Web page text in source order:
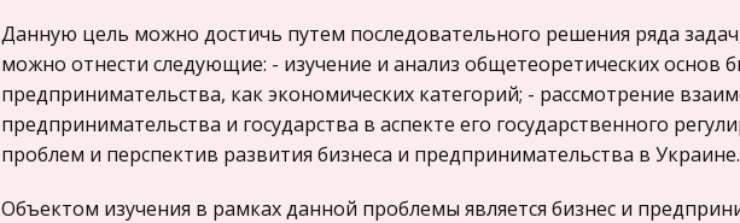
Данную цель можно достичь путем последовательного решения ряда
можно отнести следующие: - изучение и анализ общетеоретических основ
предпринимательства, как экономических категорий; - рассмотрение
предпринимательства и государства в аспекте его государственного
проблем и перспектив развития бизнеса и предпринимательства в Украине.
Объектом изучения в рамках данной проблемы является бизнес и